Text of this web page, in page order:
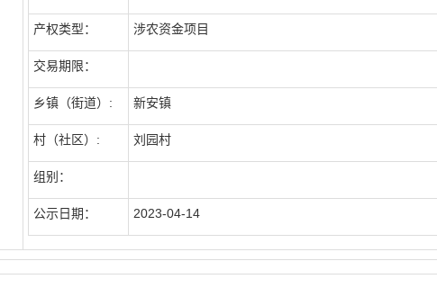
产权类型： 涉农资金项目
交易期限：
乡镇（街道）: 新安镇
村（社区）: 刘园村
组别：
公示日期： 2023-04-14